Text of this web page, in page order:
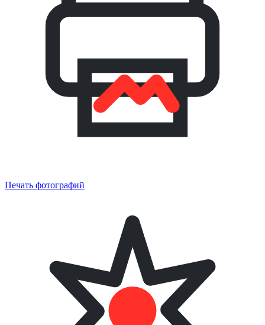
Печать фотографий